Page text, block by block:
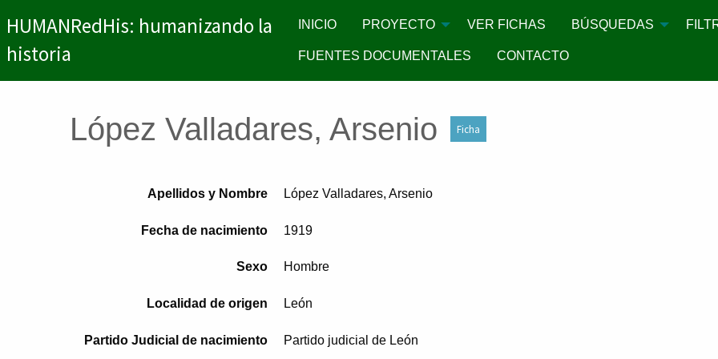
HUMANRedHis: humanizando la
historia
INICIO PROYECTO VER FICHAS BÚSQUEDAS
FUENTES DOCUMENTALES CONTACTO
López Valladares, Arsenio Ficha
Apellidos y Nombre López Valladares, Arsenio
Fecha de nacimiento 1919
Sexo Hombre
Localidad de origen León
Partido Judicial de nacimiento Partido judicial de León